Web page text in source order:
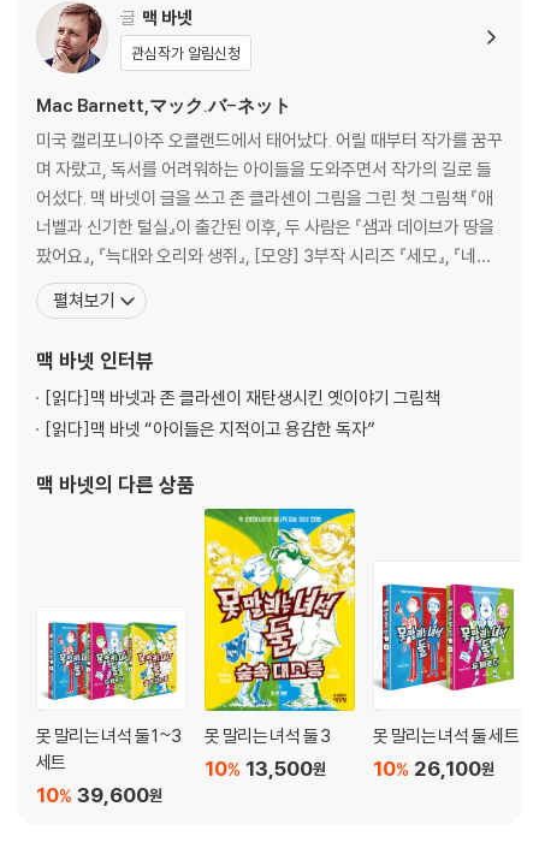
글 맥 바넷
관심작가 알림신청
Mac Barnett,マック.バ-ネット
미국 캘리포니아주 오클랜드에서 태어났다. 어릴 때부터 작가를 꿈꾸
며 자랐고, 독서를 어려워하는 아이들을 도와주면서 작가의 길로 들
어섰다. 맥 바넷이 글을 쓰고 존 클라센이 그림을 그린 첫 그림책 『애
너벨과 신기한 털실』이 출간된 이후, 두 사람은 『샘과 데이브가 땅을
팠어요』, 『늑대와 오리와 생쥐』, [모양] 3부작 시리즈 『세모』, 『네
모』, 『동그라미』, 『트롤과 염소 삼 형제』 등 여러 그림책을 함께 만들
었다. 두 작가의 협업 그림책은 칼데콧상, 케이트 그린어웨이상, 보스
는 애플tv+의 애니메이션으로 제
펼쳐보기
맥 바넷 인터뷰
[읽다]맥 바넷과 존 클라센이 재탄생시킨 옛이야기 그림책
[읽다]맥 바넷 “아이들은 지적이고 용감한 독자”
맥 바넷의 다른 상품
못 말리는 녀석 둘 1~3
세트
39,600원
10%
못 말리는 녀석 둘 3
13,500원
10%
못 말리는 녀석 둘 세트
26,100원
10%